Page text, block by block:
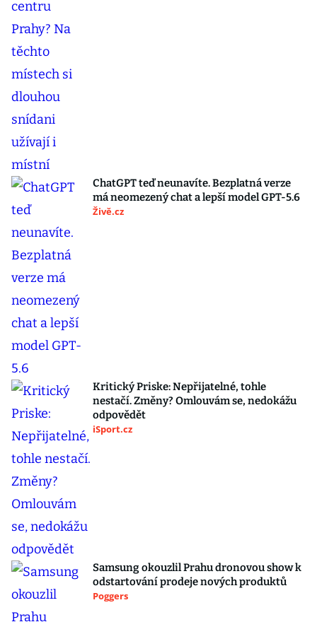
ChatGPT teď neunavíte. Bezplatná verze
má neomezený chat a lepší model GPT-5.6
Živě.cz
Kritický Priske: Nepřijatelné, tohle
nestačí. Změny? Omlouvám se, nedokážu
odpovědět
iSport.cz
Samsung okouzlil Prahu dronovou show k
odstartování prodeje nových produktů
Poggers